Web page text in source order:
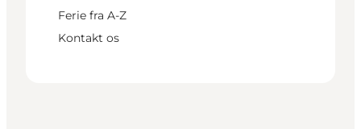
Ferie fra A-Z
Kontakt os